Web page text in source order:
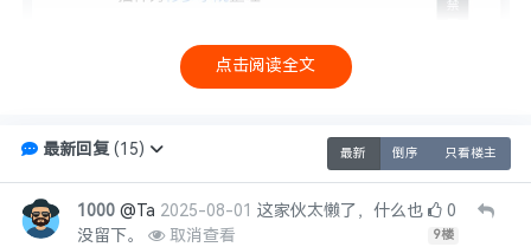
点击阅读全文
最新回复( 15) 最新 倒序 只看楼主
1000 @Ta 2025-08-01 这家伙太懒了，什么也
没留下。
取消查看
0
9楼